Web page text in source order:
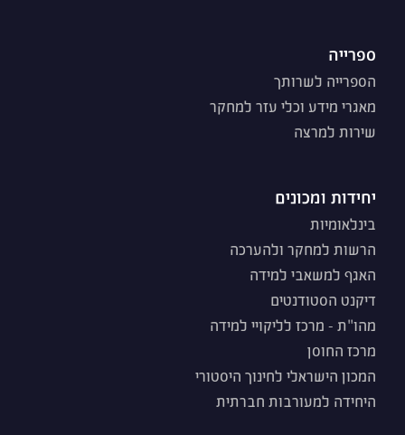
ספרייה
הספרייה לשרותך
מאגרי מידע וכלי עזר למחקר
שירות למרצה
יחידות ומכונים
בינלאומיות
הרשות למחקר ולהערכה
האגף למשאבי למידה
דיקנט הסטודנטים
מהו"ת - מרכז לליקויי למידה
מרכז החוסן
המכון הישראלי לחינוך היסטורי
היחידה למעורבות חברתית